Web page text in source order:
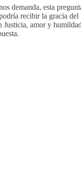
demanda, esta
recibir la gracia del
Justicia, amor y